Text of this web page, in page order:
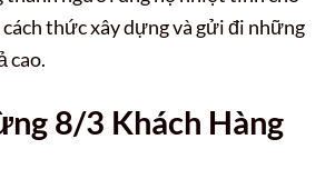
thức xây dựng và gửi đi những
cao.
8/3 Khách Hàng